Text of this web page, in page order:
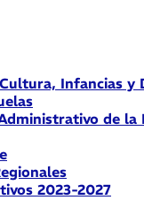
Infancias y
de la
2023-2027